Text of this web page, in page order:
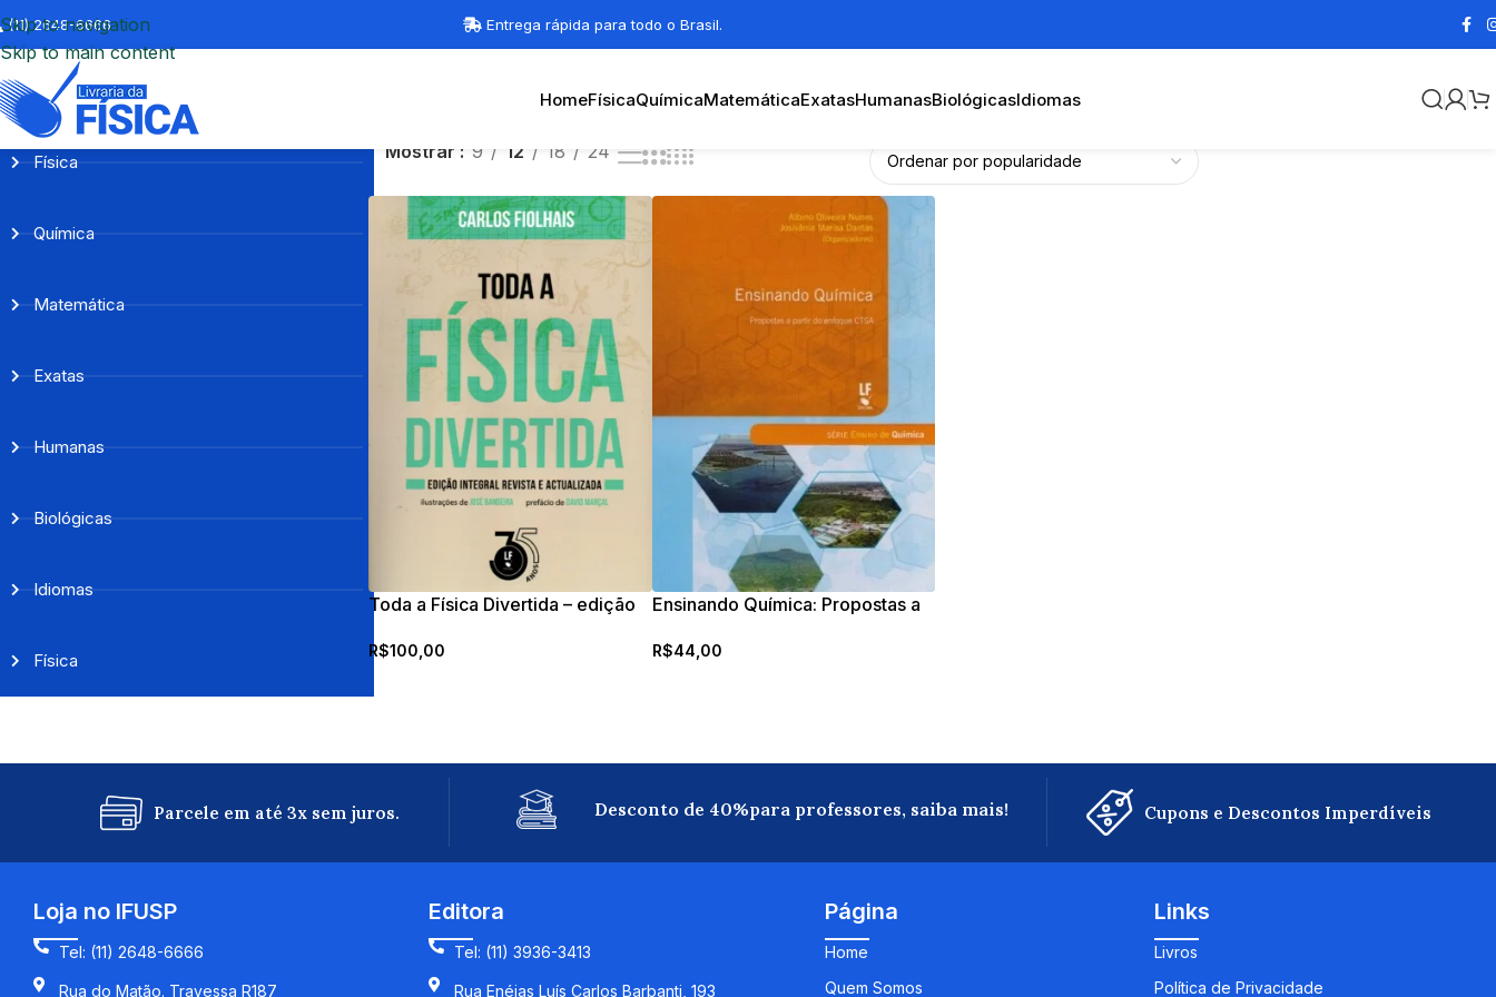
Skip to navigation
Skip to main content
(11) 2648-6666 Entrega rápida para todo o Brasil.
HomeFísicaQuímicaMatemáticaExatasHumanasBiológicasIdiomas
Física
Química
Matemática
Exatas
Humanas
Biológicas
Idiomas
Física
Mostrar 9 12 18 24
Toda a Física Divertida – edição
R$100,00
Ensinando Química: Propostas a
R$44,00
Parcele em até 3x sem juros. Desconto de 40%para professores, saiba mais! Cupons e Descontos Imperdíveis
Loja no IFUSP
Tel: (11) 2648-6666
Rua do Matão. Travessa R187
Editora
Tel: (11) 3936-3413
Rua Enéias Luís Carlos Barbanti, 193
Página
Home
Quem Somos
Links
Livros
Política de Privacidade